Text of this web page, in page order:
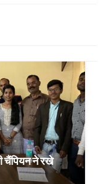
चैंपियन ने रखे